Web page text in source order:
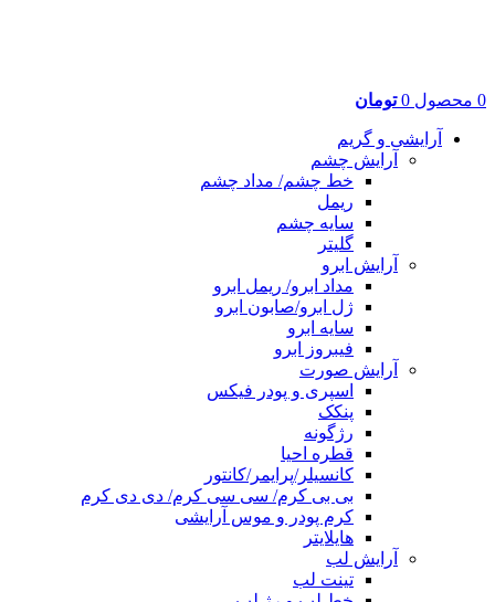
0 محصول 0 تومان
آرایشی و گریم
آرایش چشم
خط چشم/ مداد چشم
ریمل
سایه چشم
گلیتر
آرایش ابرو
مداد ابرو/ ریمل ابرو
ژل ابرو/صابون ابرو
سایه ابرو
فیبروز ابرو
آرایش صورت
اسپری و پودر فیکس
پنکک
رژگونه
قطره احیا
کانسیلر/پرایمر/کانتور
بی بی کرم/ سی سی کرم/ دی دی کرم
کرم پودر و موس آرایشی
هایلایتر
آرایش لب
تینت لب